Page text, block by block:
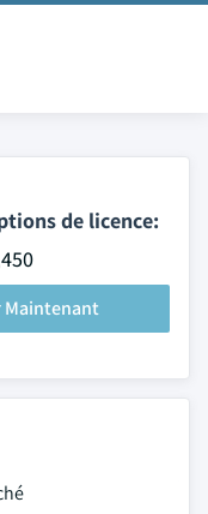
de licence:
Maintenant